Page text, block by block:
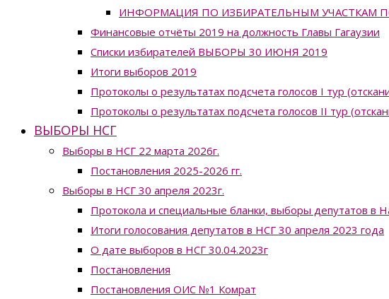
ИНФОРМАЦИЯ ПО ИЗБИРАТЕЛЬНЫМ УЧАСТКАМ ПО
Финансовые отчёты 2019 на должность Главы Гагаузии
Списки избирателей ВЫБОРЫ 30 ИЮНЯ 2019
Итоги выборов 2019
Протоколы о результатах подсчета голосов I тур
Протоколы о результатах подсчета голосов II тур
ВЫБОРЫ НСГ
Выборы в НСГ 22 марта 2026г.
Постановления 2025-2026 гг.
Выборы в НСГ 30 апреля 2023г.
Протокола и специальные бланки, выборы депутатов в
Итоги голосования депутатов в НСГ 30 апреля 2023 года
О дате выборов в НСГ 30.04.2023г
Постановления
Постановления ОИС №1 Комрат